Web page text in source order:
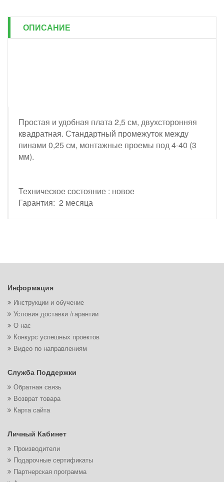
ОПИСАНИЕ
Простая и удобная плата 2,5 см, двухсторонняя
квадратная. Стандартный промежуток между
пинами 0,25 см, монтажные проемы под 4-40 (3
мм).
Техническое состояние : новое
Гарантия: 2 месяца
Информация
Инструкции и обучение
Условия доставки /гарантии
О нас
Конкурс успешных проектов
Видео по направлениям
Служба Поддержки
Обратная связь
Возврат товара
Карта сайта
Личный Кабинет
Производители
Подарочные сертификаты
Партнерская программа